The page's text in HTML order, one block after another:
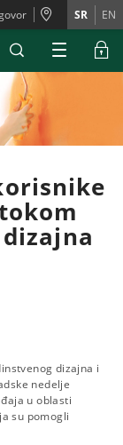
SR EN
dizajna i
nedelje
u oblasti
su pomogli